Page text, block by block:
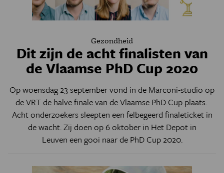
Gezondheid
Dit zijn de acht finalisten van
de Vlaamse PhD Cup 2020
Op woensdag 23 september vond in de Marconi-studio op
de VRT de halve finale van de Vlaamse PhD Cup plaats.
Acht onderzoekers sleepten een felbegeerd finaleticket in
de wacht. Zij doen op 6 oktober in Het Depot in
Leuven een gooi naar de PhD Cup 2020.